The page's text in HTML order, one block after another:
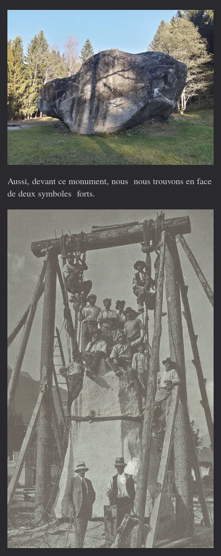
Aussi, devant ce monument, nous nous trouvons en face
de deux symboles forts.